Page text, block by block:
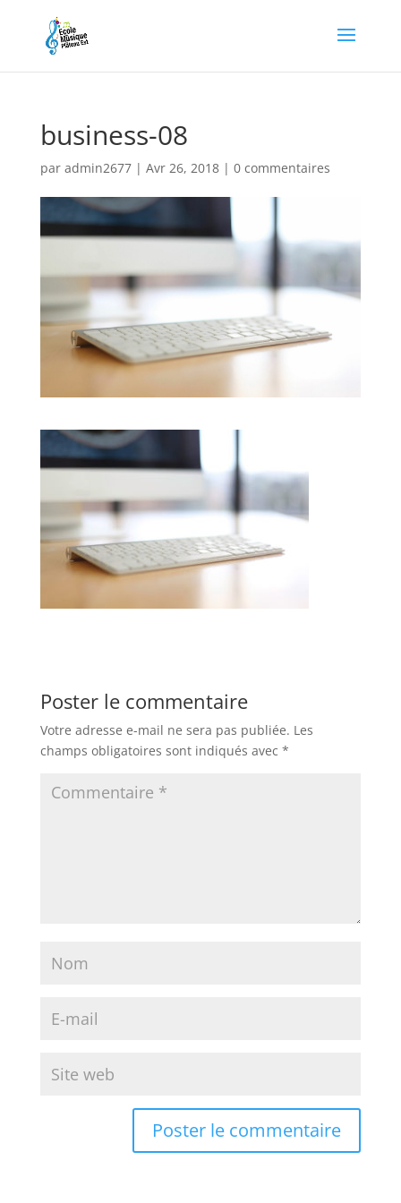
business-08
par admin2677| Avr 26, 2018| 0 commentaires
Poster le commentaire
Votre adresse e-mail ne sera pas publiée. Les
champs obligatoires sont indiqués avec *